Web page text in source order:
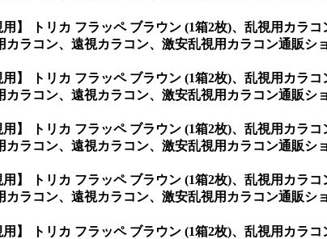
用】 トリカ フラッペ ブラウン (1箱2枚)、乱視用カ
カラコン、遠視カラコン、激安乱視用カラコン通販
用】 トリカ フラッペ ブラウン (1箱2枚)、乱視用カ
カラコン、遠視カラコン、激安乱視用カラコン通販シ
用】 トリカ フラッペ ブラウン (1箱2枚)、乱視用カ
カラコン、遠視カラコン、激安乱視用カラコン通販シ
用】 トリカ フラッペ ブラウン (1箱2枚)、乱視用カ
カラコン、遠視カラコン、激安乱視用カラコン通販シ
用】 トリカ フラッペ ブラウン (1箱2枚)、乱視用カ